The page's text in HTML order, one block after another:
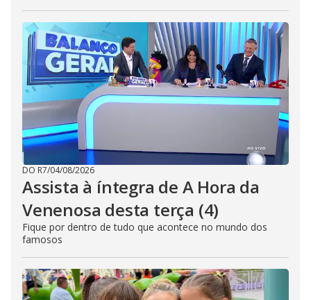
DO R7/04/08/2026
Assista à íntegra de A Hora da
Venenosa desta terça (4)
Fique por dentro de tudo que acontece no mundo dos
famosos